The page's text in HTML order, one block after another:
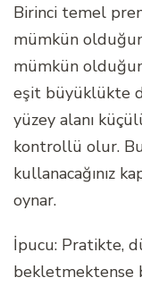
Birinci temel
mümkün
mümkün
eşit büyüklükte
yüzey alanı
kontrollü olur.
kullanacağınız
oynar.
İpucu: Pratikte,
bekletmektense